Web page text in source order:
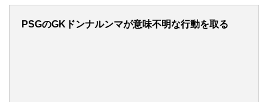
PSGのGKドンナルンマが意味不明な行動を取る